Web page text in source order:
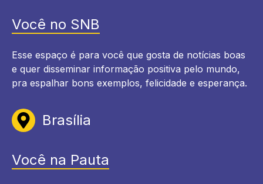
Você no SNB
Esse espaço é para você que gosta de notícias boas
e quer disseminar informação positiva pelo mundo,
pra espalhar bons exemplos, felicidade e esperança.
Brasília
Você na Pauta